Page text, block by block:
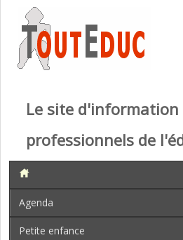
Le site d'information
professionnels de
Agenda
Petite enfance